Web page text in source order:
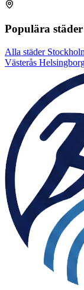
Populära städer
Alla städer
Västerås